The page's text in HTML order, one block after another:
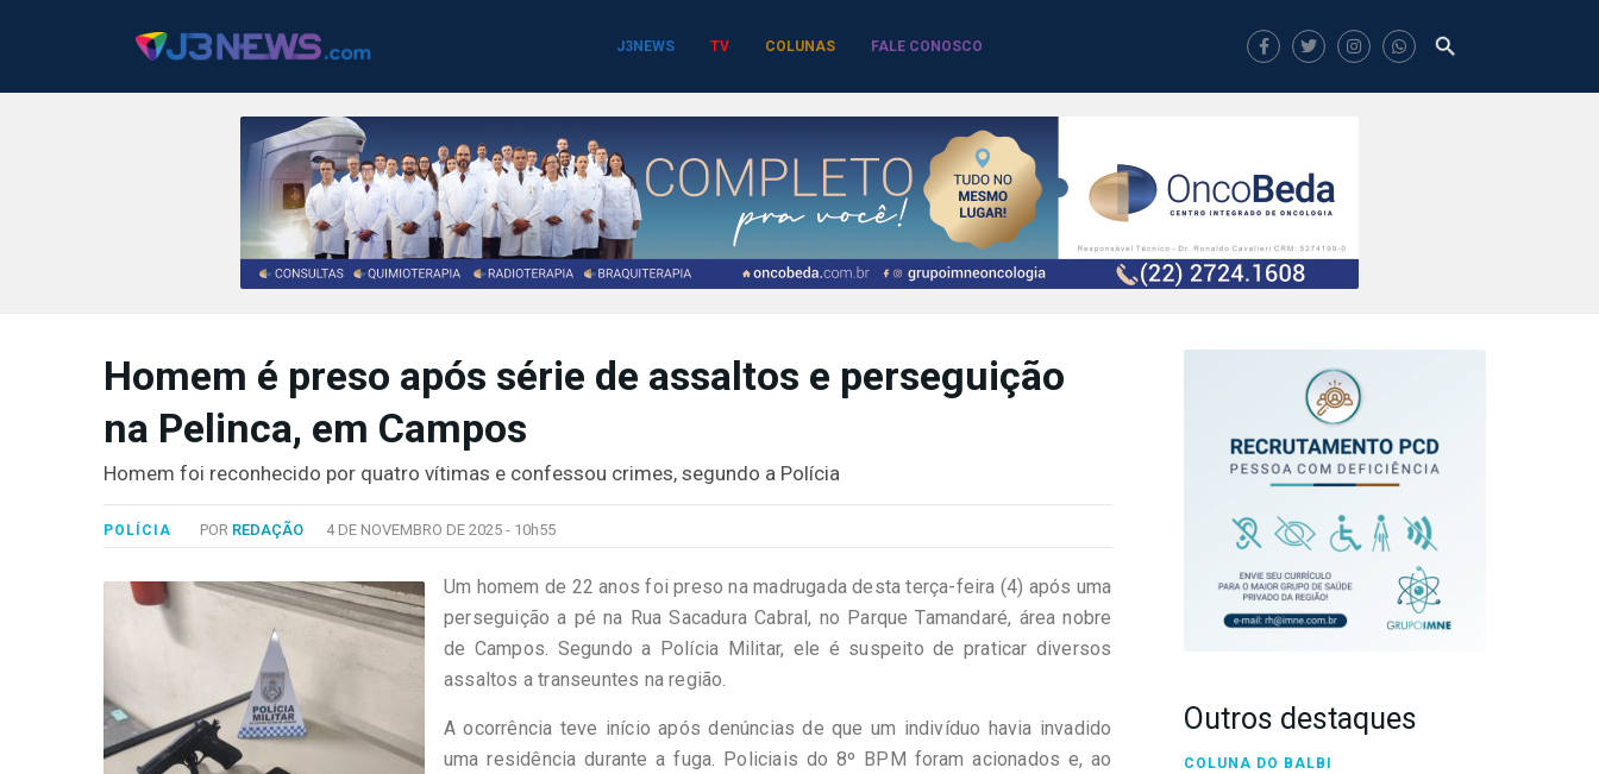
J3NEWS TV COLUNAS FALE CONOSCO
Homem é preso após série de assaltos e perseguição
na Pelinca, em Campos
Homem foi reconhecido por quatro vítimas e confessou crimes, segundo a Polícia
POLÍCIA POR REDAÇÃO 4 DE NOVEMBRO DE 2025 - 10h55
Um homem de 22 anos foi preso na madrugada desta terça-feira (4) após uma
perseguição a pé na Rua Sacadura Cabral, no Parque Tamandaré, área nobre
de Campos. Segundo a Polícia Militar, ele é suspeito de praticar diversos
assaltos a transeuntes na região.
A ocorrência teve início após denúncias de que um indivíduo havia invadido
uma residência durante a fuga. Policiais do 8º BPM foram acionados e, ao
Outros destaques
COLUNA DO BALBI